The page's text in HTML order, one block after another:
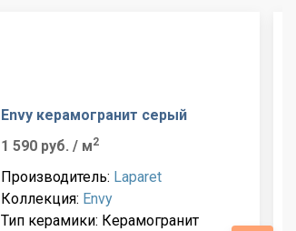
Envy керамогранит серый
1 590 руб./ м2
Производитель: Laparet
Коллекция: Envy
Тип керамики: Керамогранит